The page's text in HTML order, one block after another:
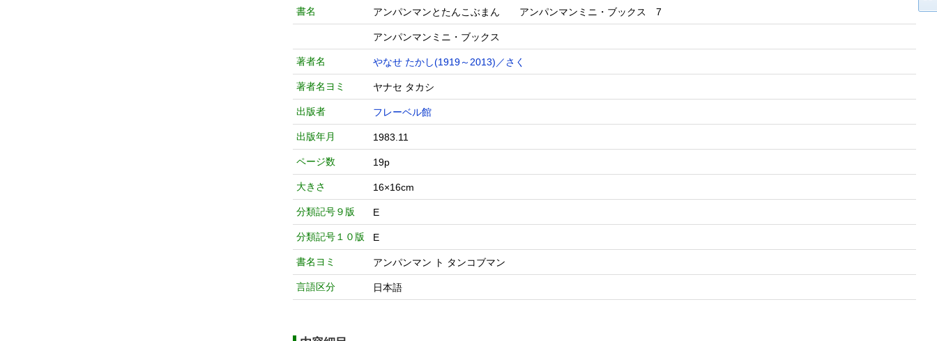
書名 アンパンマンとたんこぶまん アンパンマンミニ・ブックス 7
アンパンマンミニ・ブックス
著者名 やなせ たかし(1919～2013)／さく
著者名ヨミ ヤナセ タカシ
出版者 フレーベル館
出版年月 1983.11
ページ数 19p
大きさ 16×16cm
分類記号９版 E
分類記号１０版 E
書名ヨミ アンパンマン ト タンコブマン
言語区分 日本語